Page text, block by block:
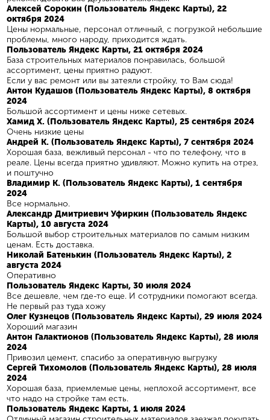
Алексей Сорокин (Пользователь Яндекс Карты), 22
октября 2024
Цены нормальные, персонал отличный, с погрузкой небольшие
проблемы, много народу, приходится ждать.
Пользователь Яндекс Карты, 21 октября 2024
База строительных материалов понравилась, большой
ассортимент, цены приятно радуют.
Если у вас ремонт или вы затеяли стройку, то Вам сюда!
Антон Кудашов (Пользователь Яндекс Карты), 8 октября
2024
Большой ассортимент и цены ниже сетевых.
Хамид Х. (Пользователь Яндекс Карты), 25 сентября 2024
Очень низкие цены
Андрей К. (Пользователь Яндекс Карты), 7 сентября 2024
Хорошая база, вежливый персонал - что по телефону, что в
реале. Цены всегда приятно удивляют. Можно купить на отрез,
и поштучно
Владимир К. (Пользователь Яндекс Карты), 1 сентября
2024
Все нормально.
Александр Дмитриевич Уфиркин (Пользователь Яндекс
Карты), 10 августа 2024
Большой выбор строительных материалов по самым низким
ценам. Есть доставка.
Николай Батенькин (Пользователь Яндекс Карты), 2
августа 2024
Оперативно
Пользователь Яндекс Карты, 30 июля 2024
Все дешевле, чем где-то еще. И сотрудники помогают всегда.
Не первый раз туда хожу
Олег Кузнецов (Пользователь Яндекс Карты), 29 июля 2024
Хороший магазин
Антон Галактионов (Пользователь Яндекс Карты), 28 июля
2024
Привозил цемент, спасибо за оперативную выгрузку
Сергей Тихомолов (Пользователь Яндекс Карты), 28 июля
2024
Хорошая база, приемлемые цены, неплохой ассортимент, все
что надо на стройке там есть.
Пользователь Яндекс Карты, 1 июля 2024